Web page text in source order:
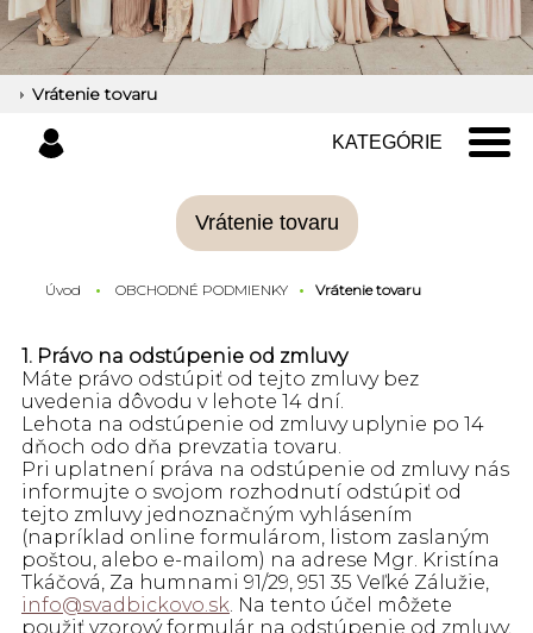
Vrátenie tovaru
KATEGÓRIE
Vrátenie tovaru
Úvod OBCHODNÉ PODMIENKY Vrátenie tovaru
1. Právo na odstúpenie od zmluvy
Máte právo odstúpiť od tejto zmluvy bez
uvedenia dôvodu v lehote 14 dní.
Lehota na odstúpenie od zmluvy uplynie po 14
dňoch odo dňa prevzatia tovaru.
Pri uplatnení práva na odstúpenie od zmluvy nás
informujte o svojom rozhodnutí odstúpiť od
tejto zmluvy jednoznačným vyhlásením
(napríklad online formulárom, listom zaslaným
poštou, alebo e-mailom) na adrese Mgr. Kristína
Tkáčová, Za humnami 91/29, 951 35 Veľké Zálužie,
info@svadbickovo.sk . Na tento účel môžete
použiť vzorový formulár na odstúpenie od zmluvy,